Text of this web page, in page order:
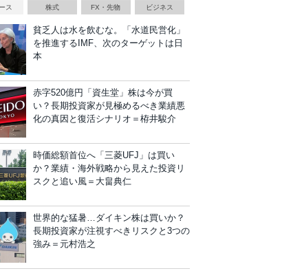
ス 株式 FX・先物 ビジネス
貧乏人は水を飲むな。「水道民営化」
を推進するIMF、次のターゲットは日
本
赤字520億円「資生堂」株は今が買
い？長期投資家が見極めるべき業績悪
化の真因と復活シナリオ＝栫井駿介
時価総額首位へ「三菱UFJ」は買い
か？業績・海外戦略から見えた投資リ
スクと追い風＝大畠典仁
世界的な猛暑…ダイキン株は買いか？
長期投資家が注視すべきリスクと3つの
強み＝元村浩之